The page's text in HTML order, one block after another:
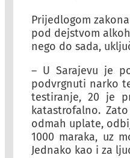
Prijedlogom
pod dejstvom
nego do sada,
– U Sarajevu je
podvrgnuti narko
testiranje, 20 je
katastrofalno.
odmah uplate,
1000 maraka, uz
Jednako kao i za